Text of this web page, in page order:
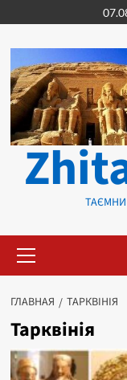
к
содержимому
меню
ГЛАВНАЯ ТАРКВІНІЯ
Тарквінія